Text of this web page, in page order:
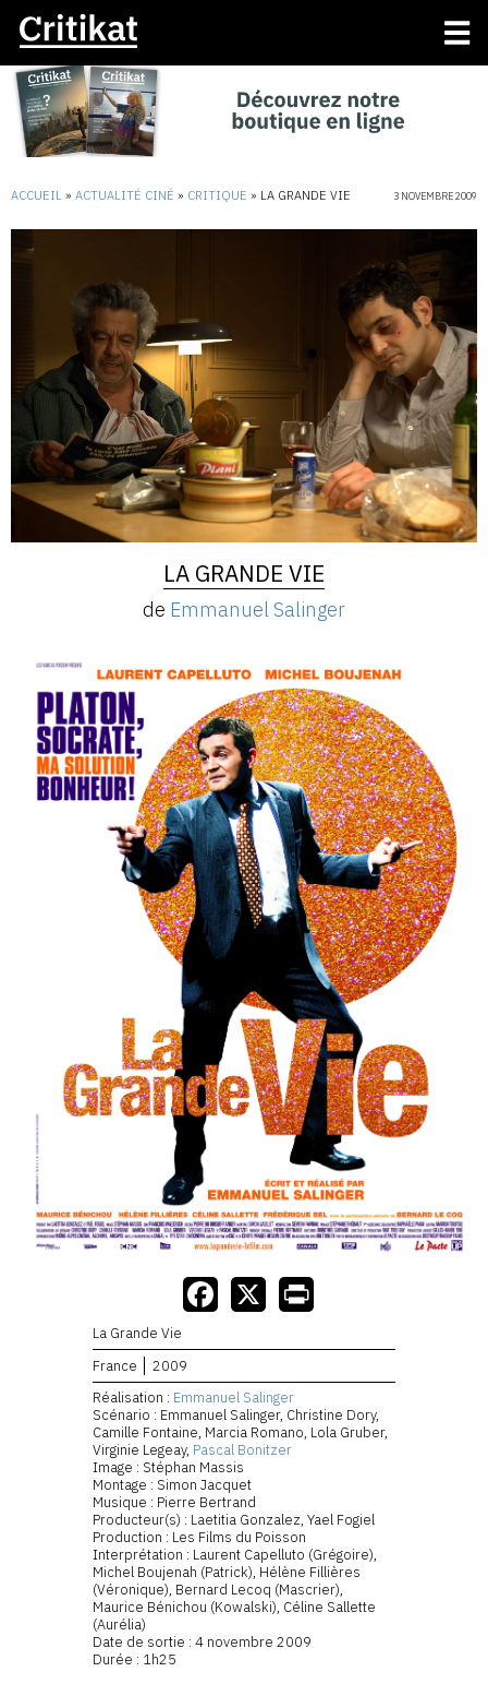
ACCUEIL » ACTUALITÉ CINÉ » CRITIQUE » LA GRANDE VIE 3 NOVEMBRE 2009
LA GRANDE VIE
de Emmanuel Salinger
La Grande Vie
France
2009
Réalisation : Emmanuel Salinger
Scénario : Emmanuel Salinger, Christine Dory,
Camille Fontaine, Marcia Romano, Lola Gruber,
Virginie Legeay, Pascal Bonitzer
Image : Stéphan Massis
Montage : Simon Jacquet
Musique : Pierre Bertrand
Producteur(s) : Laetitia Gonzalez, Yael Fogiel
Production : Les Films du Poisson
Interprétation : Laurent Capelluto (Grégoire),
Michel Boujenah (Patrick), Hélène Fillières
(Véronique), Bernard Lecoq (Mascrier),
Maurice Bénichou (Kowalski), Céline Sallette
(Aurélia)
Date de sortie : 4 novembre 2009
Durée : 1h25